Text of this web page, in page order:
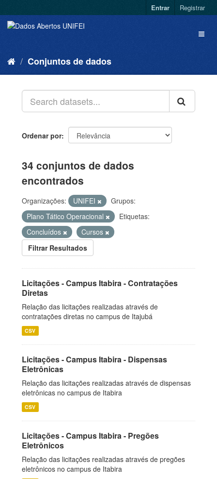
Entrar Registrar
Conjuntos de dados
Ordenar por
34 conjuntos de dados
encontrados
Organizações: UNIFEI
Grupos:
Plano Tático Operacional
Etiquetas:
Concluídos
Cursos
Filtrar Resultados
Licitações - Campus Itabira - Contratações
Diretas
Relação das licitações realizadas através de
contratações diretas no campus de Itajubá
CSV
Licitações - Campus Itabira - Dispensas
Eletrônicas
Relação das licitações realizadas através de dispensas
eletrônicas no campus de Itabira
CSV
Licitações - Campus Itabira - Pregões
Eletrônicos
Relação das licitações realizadas através de pregões
eletrônicos no campus de Itabira